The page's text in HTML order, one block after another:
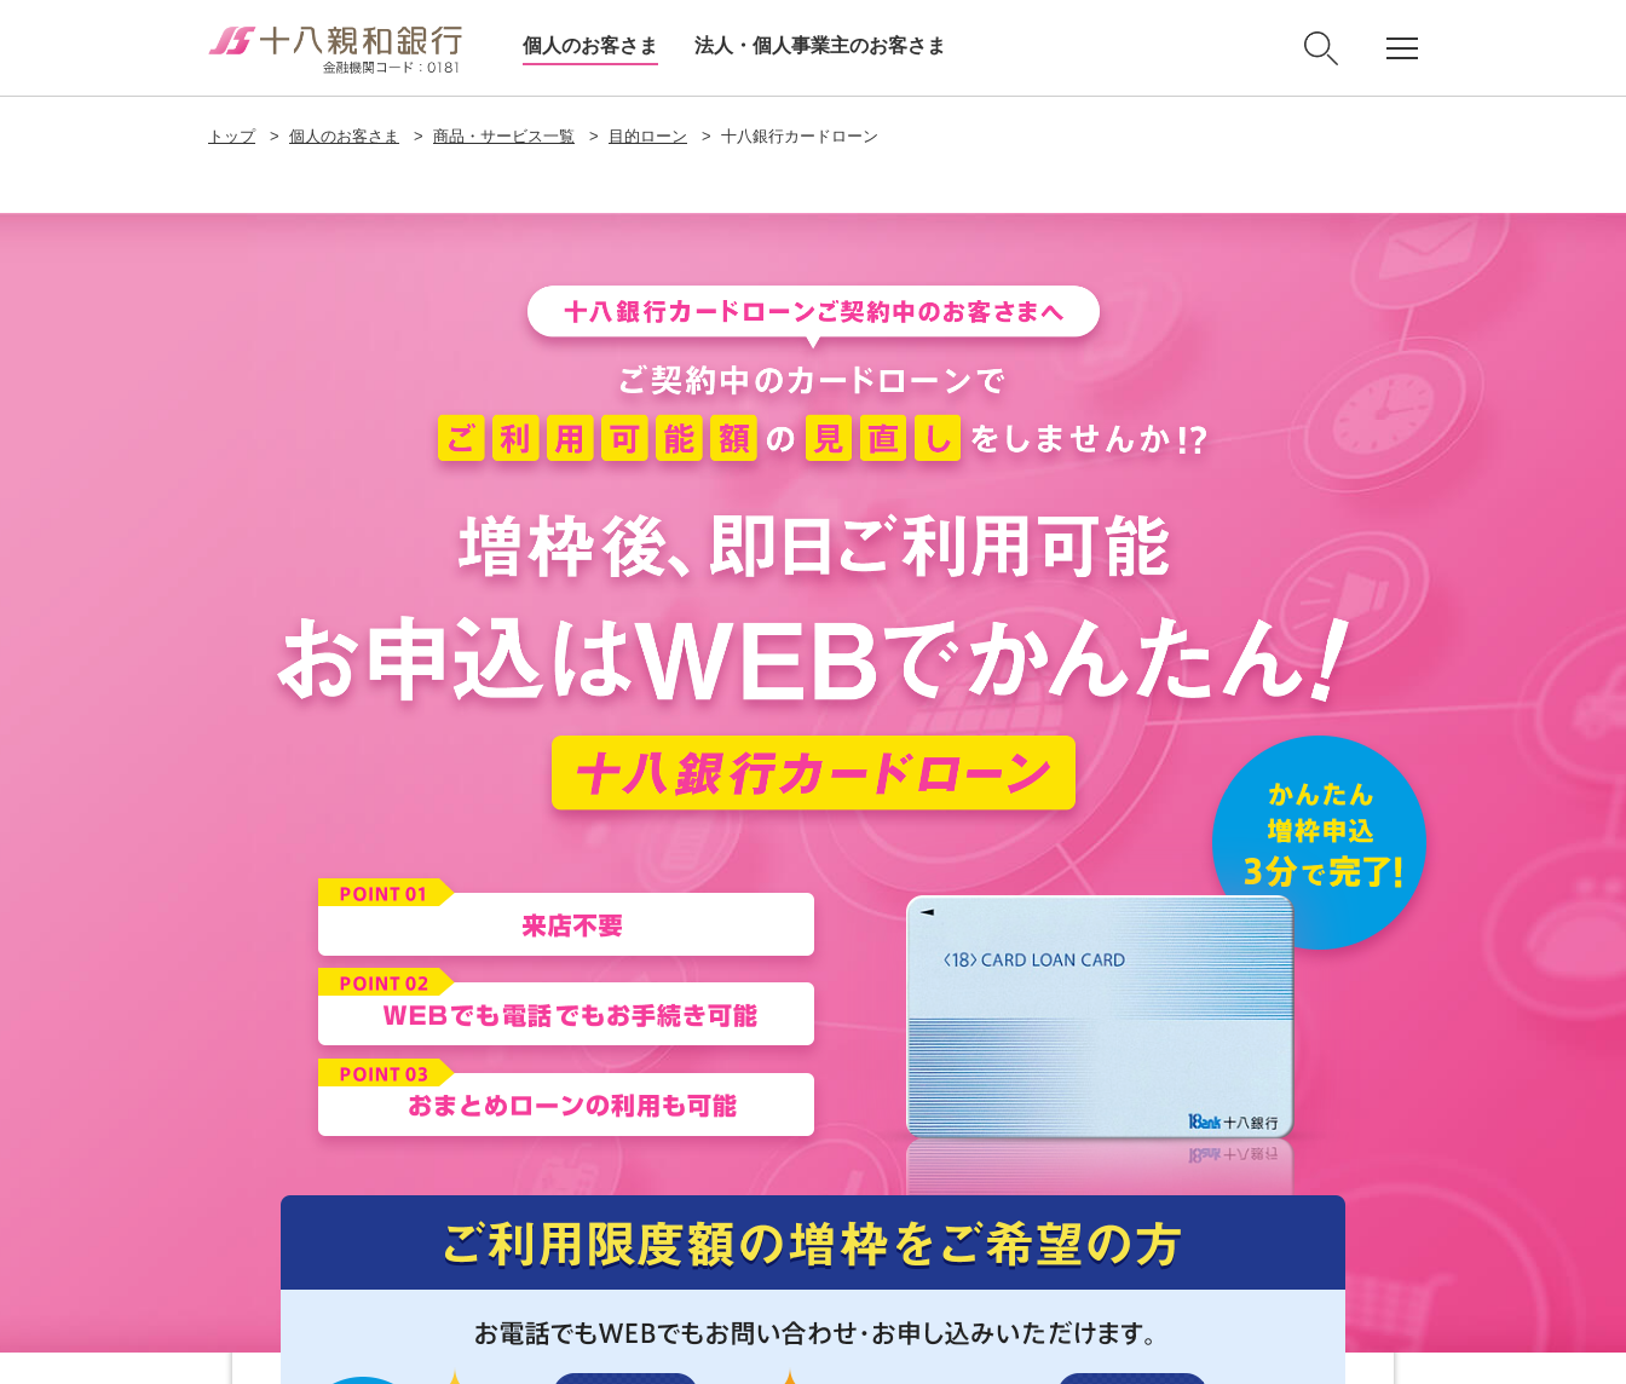
個人のお客さま 法人・個人事業主のお客さま
トップ > 個人のお客さま > 商品・サービス一覧 > 目的ローン > 十八銀行カードローン